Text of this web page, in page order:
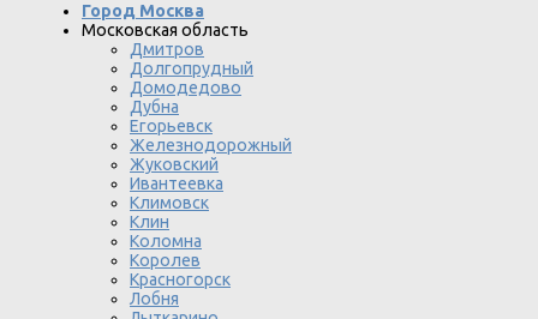
Город Москва
Московская область
Дмитров
Долгопрудный
Домодедово
Дубна
Егорьевск
Железнодорожный
Жуковский
Ивантеевка
Климовск
Клин
Коломна
Королев
Красногорск
Лобня